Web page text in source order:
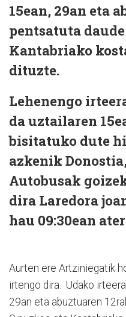
15ean, 29an eta
pentsatuta
Kantabriako
dituzte.
Lehenengo
da uztailaren
bisitatuko dute
azkenik
Autobusak
dira Laredora
hau 09:30ean
Aurten ere Artziniegatik
irtengo dira. Udako
29an eta abuztuaren